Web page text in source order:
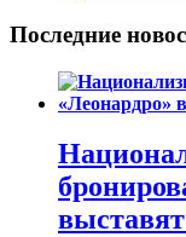
Последние